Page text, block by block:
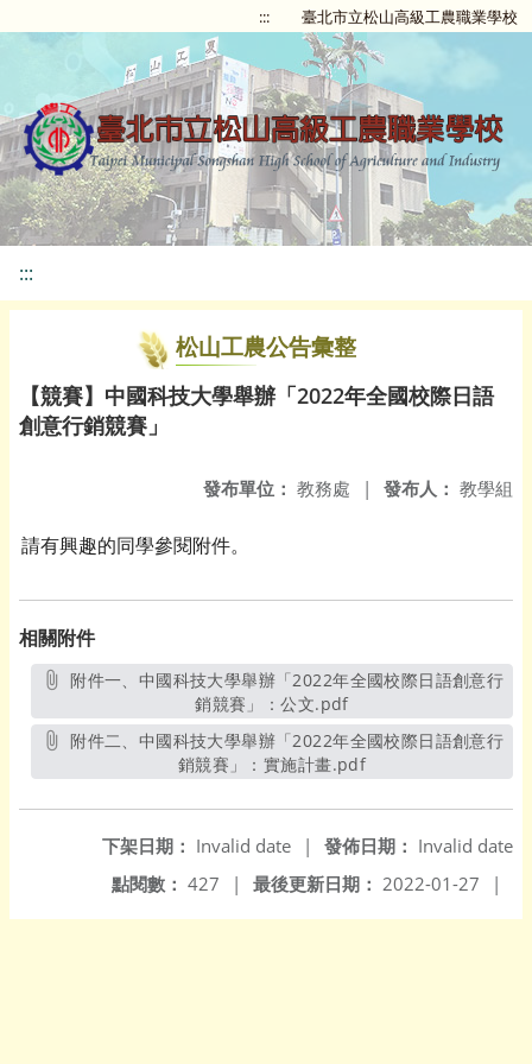
::: 臺北市立松山高級工農職業學校
:::
松山工農公告彙整
【競賽】中國科技大學舉辦「2022年全國校際日語
創意行銷競賽」
發布人： 教學組
發布單位： 教務處 |
請有興趣的同學參閱附件。
相關附件
附件一、中國科技大學舉辦「2022年全國校際日語創意行
銷競賽」：公文.pdf另開新視窗
附件二、中國科技大學舉辦「2022年全國校際日語創意行
銷競賽」：實施計畫.pdf另開新視窗
發佈日期： Invalid date
下架日期： Invalid date
|
最後更新日期： 2022-01-27 |
點閱數： 427 |